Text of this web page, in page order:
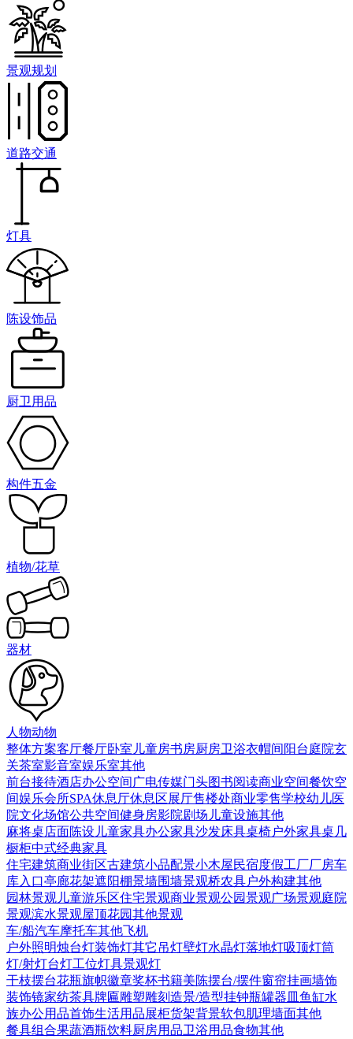
景观规划
道路交通
灯具
陈设饰品
厨卫用品
构件五金
植物/花草
器材
人物动物
整体方案客厅餐厅卧室 儿童房书房厨房卫浴衣帽间 阳台庭院玄
关茶室影音室娱乐室其他
前台接待酒店办公空间 广电传媒门头图书阅读商业空间餐饮空
间娱乐会所SPA休息厅休息区展厅售楼处商业零售学校幼儿医
院文化场馆公共空间健身房影院剧场 儿童设施其他
麻将桌店面陈设 儿童家具办公家具沙发床具桌椅户外家具桌几
橱柜中式经典家具
住宅建筑商业街区古建筑小品配景小木屋民宿度假工厂厂房车
库入口亭廊花架遮阳棚景墙围墙景观桥农具户外构建其他
园林景观 儿童游乐区住宅景观商业景观公园景观广场景观庭院
景观滨水景观屋顶花园其他景观
车/船汽车摩托车其他飞机
户外照明烛台灯装饰灯其它 吊灯壁灯水晶灯落地灯吸顶灯筒
灯/射灯台灯工位灯具景观灯
干枝摆台花瓶旗帜徽章奖杯书籍美陈摆台/摆件窗帘挂画墙饰
装饰镜家纺茶具牌匾雕塑雕刻 造景/造型挂钟瓶罐器皿 鱼缸水
族办公用品首饰生活用品展柜货架背景软包肌理墙面其他
餐具组合果蔬酒瓶饮料厨房用品卫浴用品食物其他